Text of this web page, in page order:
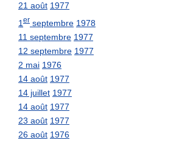
21 août 1977
1 er septembre 1978
11 septembre 1977
12 septembre 1977
2 mai 1976
14 août 1977
14 juillet 1977
14 août 1977
23 août 1977
26 août 1976